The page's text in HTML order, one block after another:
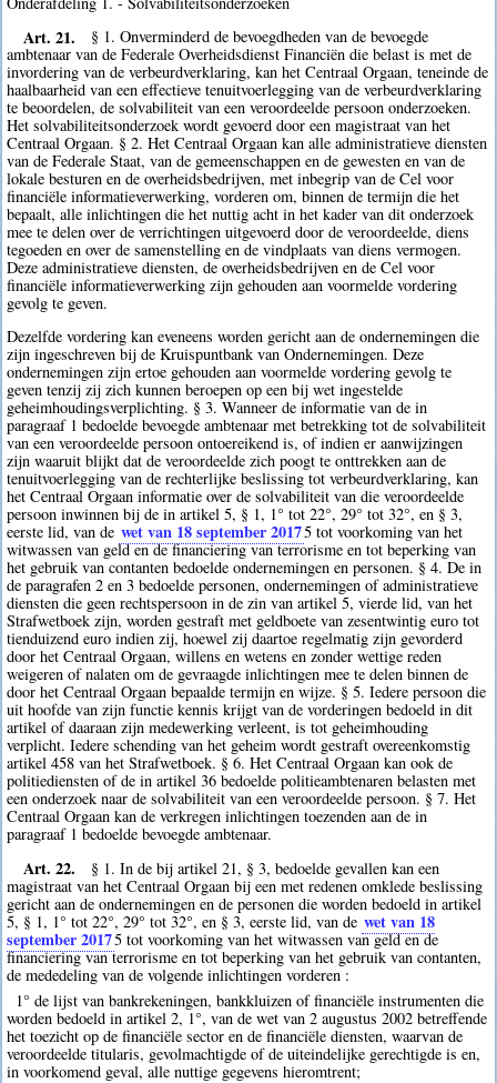
Art. 21.
§ 1. Onverminderd de bevoegdheden van de bevoegde
ambtenaar van de Federale Overheidsdienst Financiën die belast is met de
invordering van de verbeurdverklaring, kan het Centraal Orgaan, teneinde de
haalbaarheid van een effectieve tenuitvoerlegging van de verbeurdverklaring
te beoordelen, de solvabiliteit van een veroordeelde persoon onderzoeken.
Het solvabiliteitsonderzoek wordt gevoerd door een magistraat van het
Centraal Orgaan. § 2. Het Centraal Orgaan kan alle administratieve diensten
van de Federale Staat, van de gemeenschappen en de gewesten en van de
lokale besturen en de overheidsbedrijven, met inbegrip van de Cel voor
financiële informatieverwerking, vorderen om, binnen de termijn die het
bepaalt, alle inlichtingen die het nuttig acht in het kader van dit onderzoek
mee te delen over de verrichtingen uitgevoerd door de veroordeelde, diens
tegoeden en over de samenstelling en de vindplaats van diens vermogen.
Deze administratieve diensten, de overheidsbedrijven en de Cel voor
financiële informatieverwerking zijn gehouden aan voormelde vordering
gevolg te geven.
Dezelfde vordering kan eveneens worden gericht aan de ondernemingen die
zijn ingeschreven bij de Kruispuntbank van Ondernemingen. Deze
ondernemingen zijn ertoe gehouden aan voormelde vordering gevolg te
geven tenzij zij zich kunnen beroepen op een bij wet ingestelde
geheimhoudingsverplichting. § 3. Wanneer de informatie van de in
paragraaf 1 bedoelde bevoegde ambtenaar met betrekking tot de solvabiliteit
van een veroordeelde persoon ontoereikend is, of indien er aanwijzingen
zijn waaruit blijkt dat de veroordeelde zich poogt te onttrekken aan de
tenuitvoerlegging van de rechterlijke beslissing tot verbeurdverklaring, kan
het Centraal Orgaan informatie over de solvabiliteit van die veroordeelde
persoon inwinnen bij de in artikel 5, § 1, 1° tot 22°, 29° tot 32°, en § 3,
eerste lid, van de wet van 18 september 20175 tot voorkoming van het
witwassen van geld en de financiering van terrorisme en tot beperking van
het gebruik van contanten bedoelde ondernemingen en personen. § 4. De in
de paragrafen 2 en 3 bedoelde personen, ondernemingen of administratieve
diensten die geen rechtspersoon in de zin van artikel 5, vierde lid, van het
Strafwetboek zijn, worden gestraft met geldboete van zesentwintig euro tot
tienduizend euro indien zij, hoewel zij daartoe regelmatig zijn gevorderd
door het Centraal Orgaan, willens en wetens en zonder wettige reden
weigeren of nalaten om de gevraagde inlichtingen mee te delen binnen de
door het Centraal Orgaan bepaalde termijn en wijze. § 5. Iedere persoon die
uit hoofde van zijn functie kennis krijgt van de vorderingen bedoeld in dit
artikel of daaraan zijn medewerking verleent, is tot geheimhouding
verplicht. Iedere schending van het geheim wordt gestraft overeenkomstig
artikel 458 van het Strafwetboek. § 6. Het Centraal Orgaan kan ook de
politiediensten of de in artikel 36 bedoelde politieambtenaren belasten met
een onderzoek naar de solvabiliteit van een veroordeelde persoon. § 7. Het
Centraal Orgaan kan de verkregen inlichtingen toezenden aan de in
paragraaf 1 bedoelde bevoegde ambtenaar.
Art. 22.
§ 1. In de bij artikel 21, § 3, bedoelde gevallen kan een
magistraat van het Centraal Orgaan bij een met redenen omklede beslissing
gericht aan de ondernemingen en de personen die worden bedoeld in artikel
5, § 1, 1° tot 22°, 29° tot 32°, en § 3, eerste lid, van de wet van 18
september 20175 tot voorkoming van het witwassen van geld en de
financiering van terrorisme en tot beperking van het gebruik van contanten,
de mededeling van de volgende inlichtingen vorderen :
1° de lijst van bankrekeningen, bankkluizen of financiële instrumenten die
worden bedoeld in artikel 2, 1°, van de wet van 2 augustus 2002 betreffende
het toezicht op de financiële sector en de financiële diensten, waarvan de
veroordeelde titularis, gevolmachtigde of de uiteindelijke gerechtigde is en,
in voorkomend geval, alle nuttige gegevens hieromtrent;